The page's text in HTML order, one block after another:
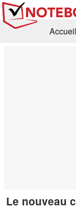
Accueil
Le nouveau